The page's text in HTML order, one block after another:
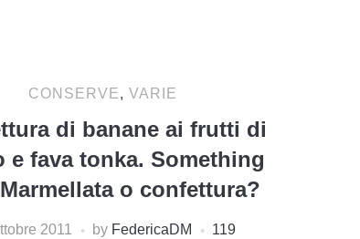
CONSERVE, VARIE
di banane ai frutti di
e fava tonka. Something
o confettura?
2011 by FedericaDM
119